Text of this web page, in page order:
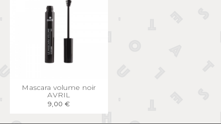
APERÇU RAPIDE
Mascara volume noir
AVRIL
9,00 €